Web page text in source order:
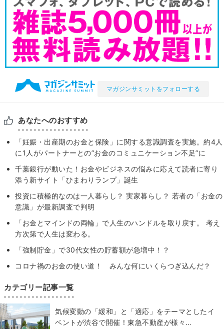
マガジンサミットをフォローする
あなたへのおすすめ
「妊娠・出産期のお⾦と保険」に関する意識調査を実施。約4⼈
に1⼈がパートナーとの”お⾦のコミュニケーション不⾜”に
千葉銀行が動いた！お金やビジネスの悩みに応えて読者に寄り
添う新サイト「ひまわりランプ」誕生
投資に積極的なのは一人暮らし？ 実家暮らし？ 若者の「お金の
意識」が最新調査で判明
「お金とマインドの両輪」で人生のハンドルを取り戻す。 考え
方次第で人生は変わる。
「強制貯金」で30代女性の貯蓄額が急増中！？
コロナ禍のお金の使い道！ みんな何にいくらつぎ込んだ？
カテゴリー記事一覧
気候変動の「緩和」と「適応」をテーマとしたイ
ベントが渋谷で開催！東急不動産が様々…